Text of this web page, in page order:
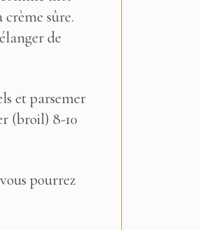
sûre.
de
et parsemer
(broil) 8-10
pourrez